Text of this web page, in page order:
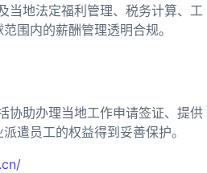
当地法定福利管理、税务计算、工
围内的薪酬管理透明合规。
协助办理当地工作申请签证、提供
遣员工的权益得到妥善保护。